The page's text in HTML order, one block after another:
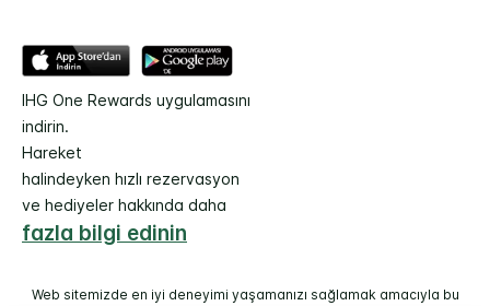
IHG One Rewards uygulamasını
indirin.
Hareket
halindeyken hızlı rezervasyon
ve hediyeler hakkında daha
fazla bilgi edinin
Web sitemizde en iyi deneyimi yaşamanızı sağlamak amacıyla bu